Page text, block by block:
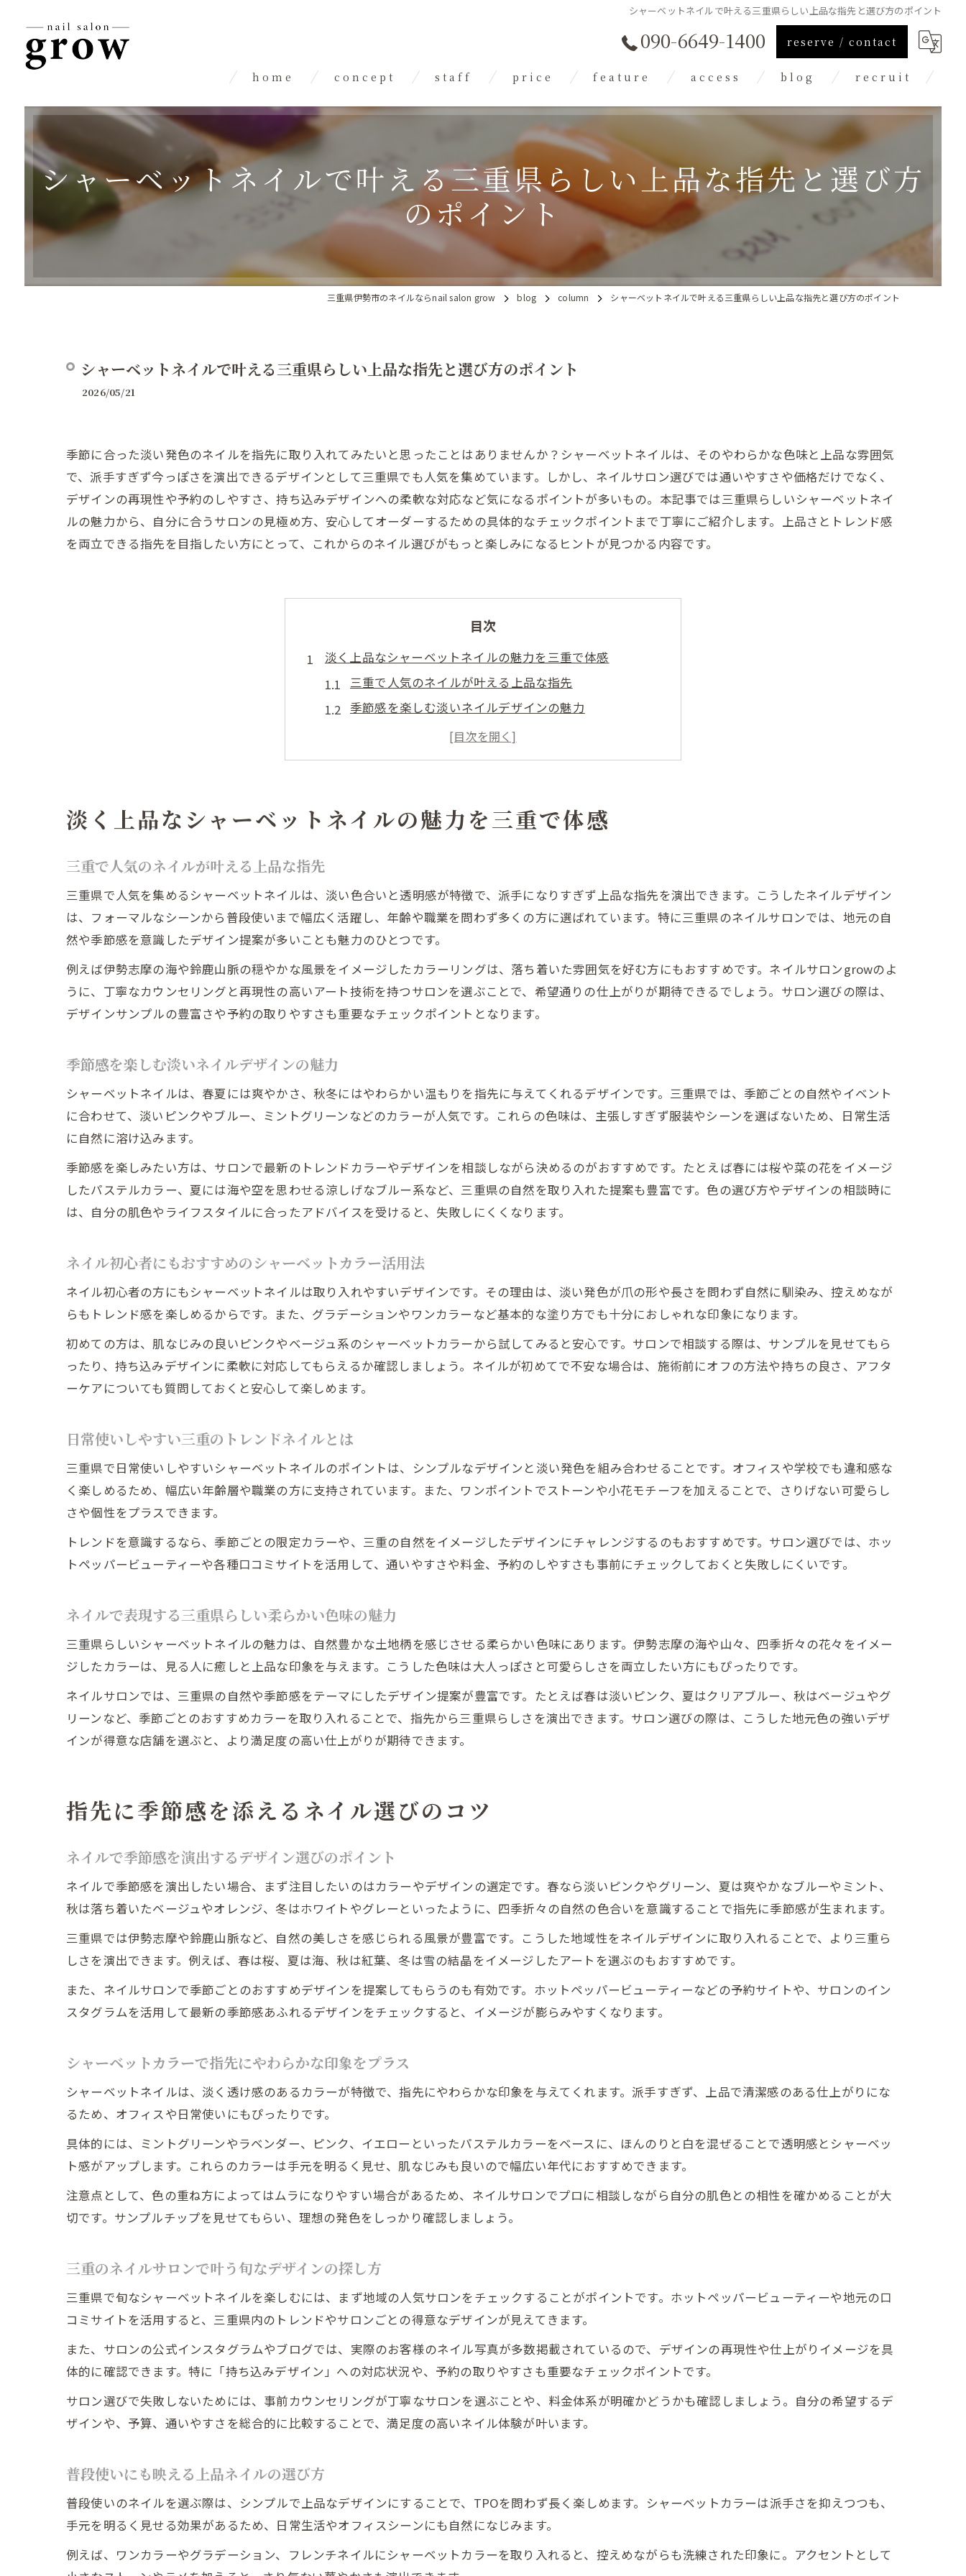
シャーベットネイルで叶える三重県らしい上品な指先と選び方のポイント
090-6649-1400 reserve / contact
home concept
flow
staff price feature
スカルプ
フット
トレンド
フィルイン
access blog recruit
シャーベットネイルで叶える三重県らしい上品な指先と選び方
のポイント
三重県伊勢市のネイルならnail salon grow blog column シャーベットネイルで叶える三重県らしい上品な指先と選び方のポイント
シャーベットネイルで叶える三重県らしい上品な指先と選び方のポイント
2026/05/21
季節に合った淡い発色のネイルを指先に取り入れてみたいと思ったことはありませんか？シャーベットネイルは、そのやわらかな色味と上品な雰囲気
で、派手すぎず今っぽさを演出できるデザインとして三重県でも人気を集めています。しかし、ネイルサロン選びでは通いやすさや価格だけでなく、
デザインの再現性や予約のしやすさ、持ち込みデザインへの柔軟な対応など気になるポイントが多いもの。本記事では三重県らしいシャーベットネイ
ルの魅力から、自分に合うサロンの見極め方、安心してオーダーするための具体的なチェックポイントまで丁寧にご紹介します。上品さとトレンド感
を両立できる指先を目指したい方にとって、これからのネイル選びがもっと楽しみになるヒントが見つかる内容です。
目次
淡く上品なシャーベットネイルの魅力を三重で体感
三重で人気のネイルが叶える上品な指先
季節感を楽しむ淡いネイルデザインの魅力
ネイル初心者にもおすすめのシャーベットカラー活用法
日常使いしやすい三重のトレンドネイルとは
指先に季節感を添えるネイル選びのコツ
ネイルで季節感を演出するデザイン選びのポイント
普段使いにも映える上品ネイルの選び方
季節ごとに楽しむシャーベットネイルのアレンジ術
柔らかな発色が演出する大人ネイルの新提案
大人女性に似合うネイルのやわらか発色とは
三重で注目のシャーベットネイル最新トレンド
仕事にも馴染む上品シャーベットネイルの魅力
三重で見つかる通いやすいネイルサロンの特徴
三重で人気のネイルサロンに共通する魅力とは
ネイル予約のしやすさと柔軟な対応力を比較
プライベート感あふれるサロンの選び方ガイド
失敗しないネイルサロンの選び方徹底解説
ネイルサロン選びで後悔しないための重要ポイント
持ち込みデザイン対応のネイルサロンが人気の理由
初めてでも安心なネイルサロン探しの方法
デザイン再現性とコスパを重視した選び方
予約前に確認したいネイルサロンのサービス内容
ネイルオーダー時に伝えるべきポイント一覧
初心者でも安心なシャーベットネイル注文法
三重で失敗しないネイルアートのコツまとめ
サロン選びとネイルデザインの成功体験談
淡く上品なシャーベットネイルの魅力を三重で体感
三重で人気のネイルが叶える上品な指先
三重県で人気を集めるシャーベットネイルは、淡い色合いと透明感が特徴で、派手になりすぎず上品な指先を演出できます。こうしたネイルデザイン
は、フォーマルなシーンから普段使いまで幅広く活躍し、年齢や職業を問わず多くの方に選ばれています。特に三重県のネイルサロンでは、地元の自
然や季節感を意識したデザイン提案が多いことも魅力のひとつです。
例えば伊勢志摩の海や鈴鹿山脈の穏やかな風景をイメージしたカラーリングは、落ち着いた雰囲気を好む方にもおすすめです。ネイルサロンgrowのよ
うに、丁寧なカウンセリングと再現性の高いアート技術を持つサロンを選ぶことで、希望通りの仕上がりが期待できるでしょう。サロン選びの際は、
デザインサンプルの豊富さや予約の取りやすさも重要なチェックポイントとなります。
季節感を楽しむ淡いネイルデザインの魅力
シャーベットネイルは、春夏には爽やかさ、秋冬にはやわらかい温もりを指先に与えてくれるデザインです。三重県では、季節ごとの自然やイベント
に合わせて、淡いピンクやブルー、ミントグリーンなどのカラーが人気です。これらの色味は、主張しすぎず服装やシーンを選ばないため、日常生活
に自然に溶け込みます。
季節感を楽しみたい方は、サロンで最新のトレンドカラーやデザインを相談しながら決めるのがおすすめです。たとえば春には桜や菜の花をイメージ
したパステルカラー、夏には海や空を思わせる涼しげなブルー系など、三重県の自然を取り入れた提案も豊富です。色の選び方やデザインの相談時に
は、自分の肌色やライフスタイルに合ったアドバイスを受けると、失敗しにくくなります。
ネイル初心者にもおすすめのシャーベットカラー活用法
ネイル初心者の方にもシャーベットネイルは取り入れやすいデザインです。その理由は、淡い発色が爪の形や長さを問わず自然に馴染み、控えめなが
らもトレンド感を楽しめるからです。また、グラデーションやワンカラーなど基本的な塗り方でも十分におしゃれな印象になります。
初めての方は、肌なじみの良いピンクやベージュ系のシャーベットカラーから試してみると安心です。サロンで相談する際は、サンプルを見せてもら
ったり、持ち込みデザインに柔軟に対応してもらえるか確認しましょう。ネイルが初めてで不安な場合は、施術前にオフの方法や持ちの良さ、アフタ
ーケアについても質問しておくと安心して楽しめます。
日常使いしやすい三重のトレンドネイルとは
三重県で日常使いしやすいシャーベットネイルのポイントは、シンプルなデザインと淡い発色を組み合わせることです。オフィスや学校でも違和感な
く楽しめるため、幅広い年齢層や職業の方に支持されています。また、ワンポイントでストーンや小花モチーフを加えることで、さりげない可愛らし
さや個性をプラスできます。
トレンドを意識するなら、季節ごとの限定カラーや、三重の自然をイメージしたデザインにチャレンジするのもおすすめです。サロン選びでは、ホッ
トペッパービューティーや各種口コミサイトを活用して、通いやすさや料金、予約のしやすさも事前にチェックしておくと失敗しにくいです。
ネイルで表現する三重県らしい柔らかい色味の魅力
三重県らしいシャーベットネイルの魅力は、自然豊かな土地柄を感じさせる柔らかい色味にあります。伊勢志摩の海や山々、四季折々の花々をイメー
ジしたカラーは、見る人に癒しと上品な印象を与えます。こうした色味は大人っぽさと可愛らしさを両立したい方にもぴったりです。
ネイルサロンでは、三重県の自然や季節感をテーマにしたデザイン提案が豊富です。たとえば春は淡いピンク、夏はクリアブルー、秋はベージュやグ
リーンなど、季節ごとのおすすめカラーを取り入れることで、指先から三重県らしさを演出できます。サロン選びの際は、こうした地元色の強いデザ
インが得意な店舗を選ぶと、より満足度の高い仕上がりが期待できます。
指先に季節感を添えるネイル選びのコツ
ネイルで季節感を演出するデザイン選びのポイント
ネイルで季節感を演出したい場合、まず注目したいのはカラーやデザインの選定です。春なら淡いピンクやグリーン、夏は爽やかなブルーやミント、
秋は落ち着いたベージュやオレンジ、冬はホワイトやグレーといったように、四季折々の自然の色合いを意識することで指先に季節感が生まれます。
三重県では伊勢志摩や鈴鹿山脈など、自然の美しさを感じられる風景が豊富です。こうした地域性をネイルデザインに取り入れることで、より三重ら
しさを演出できます。例えば、春は桜、夏は海、秋は紅葉、冬は雪の結晶をイメージしたアートを選ぶのもおすすめです。
また、ネイルサロンで季節ごとのおすすめデザインを提案してもらうのも有効です。ホットペッパービューティーなどの予約サイトや、サロンのイン
スタグラムを活用して最新の季節感あふれるデザインをチェックすると、イメージが膨らみやすくなります。
シャーベットカラーで指先にやわらかな印象をプラス
シャーベットネイルは、淡く透け感のあるカラーが特徴で、指先にやわらかな印象を与えてくれます。派手すぎず、上品で清潔感のある仕上がりにな
るため、オフィスや日常使いにもぴったりです。
具体的には、ミントグリーンやラベンダー、ピンク、イエローといったパステルカラーをベースに、ほんのりと白を混ぜることで透明感とシャーベッ
ト感がアップします。これらのカラーは手元を明るく見せ、肌なじみも良いので幅広い年代におすすめできます。
注意点として、色の重ね方によってはムラになりやすい場合があるため、ネイルサロンでプロに相談しながら自分の肌色との相性を確かめることが大
切です。サンプルチップを見せてもらい、理想の発色をしっかり確認しましょう。
三重のネイルサロンで叶う旬なデザインの探し方
三重県で旬なシャーベットネイルを楽しむには、まず地域の人気サロンをチェックすることがポイントです。ホットペッパービューティーや地元の口
コミサイトを活用すると、三重県内のトレンドやサロンごとの得意なデザインが見えてきます。
また、サロンの公式インスタグラムやブログでは、実際のお客様のネイル写真が多数掲載されているので、デザインの再現性や仕上がりイメージを具
体的に確認できます。特に「持ち込みデザイン」への対応状況や、予約の取りやすさも重要なチェックポイントです。
サロン選びで失敗しないためには、事前カウンセリングが丁寧なサロンを選ぶことや、料金体系が明確かどうかも確認しましょう。自分の希望するデ
ザインや、予算、通いやすさを総合的に比較することで、満足度の高いネイル体験が叶います。
普段使いにも映える上品ネイルの選び方
普段使いのネイルを選ぶ際は、シンプルで上品なデザインにすることで、TPOを問わず長く楽しめます。シャーベットカラーは派手さを抑えつつも、
手元を明るく見せる効果があるため、日常生活やオフィスシーンにも自然になじみます。
例えば、ワンカラーやグラデーション、フレンチネイルにシャーベットカラーを取り入れると、控えめながらも洗練された印象に。アクセントとして